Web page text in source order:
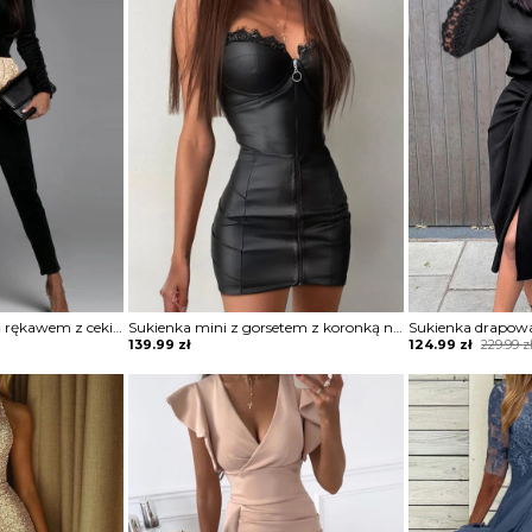
Kombinezon z długim rękawem z cekinami Sukienka mini z gorsetem z koronką na zamek
139.99 zł 229.99
Original
was:
229.99 zł.
124.99 zł
Current
is:
124.99 zł.